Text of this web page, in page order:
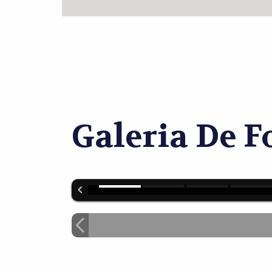
Galeria De